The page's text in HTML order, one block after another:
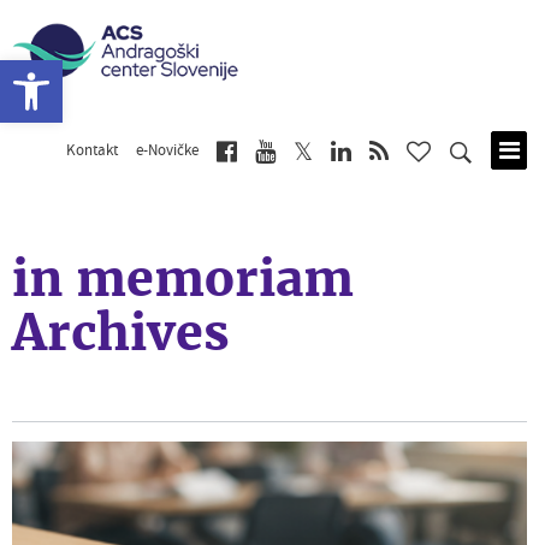
Kontakt e-Novičke
in memoriam
Archives
Open toolbar